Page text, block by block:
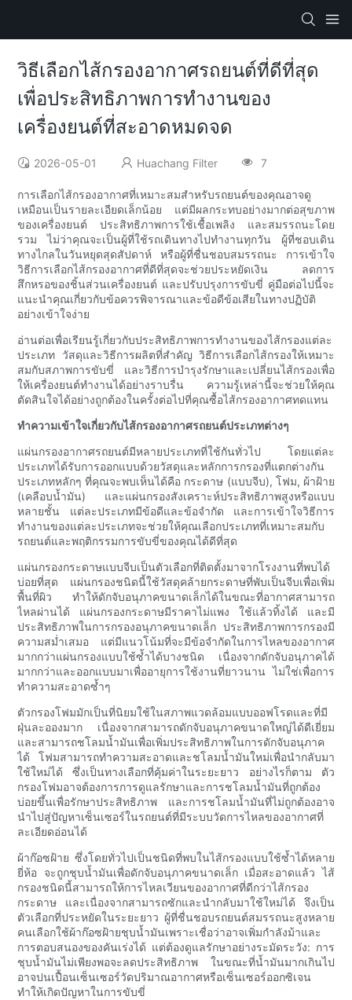
วิธีเลือกไส้กรองอากาศรถยนต์ที่ดีที่สุด
เพื่อประสิทธิภาพการทำงานของ
เครื่องยนต์ที่สะอาดหมดจด
2026-05-01 Huachang Filter 7
การเลือกไส้กรองอากาศที่เหมาะสมสำหรับรถยนต์ของคุณอาจดู
เหมือนเป็นรายละเอียดเล็กน้อย แต่มีผลกระทบอย่างมากต่อสุขภาพ
ของเครื่องยนต์ ประสิทธิภาพการใช้เชื้อเพลิง และสมรรถนะโดย
รวม ไม่ว่าคุณจะเป็นผู้ที่ใช้รถเดินทางไปทำงานทุกวัน ผู้ที่ชอบเดิน
ทางไกลในวันหยุดสุดสัปดาห์ หรือผู้ที่ชื่นชอบสมรรถนะ การเข้าใจ
วิธีการเลือกไส้กรองอากาศที่ดีที่สุดจะช่วยประหยัดเงิน ลดการ
สึกหรอของชิ้นส่วนเครื่องยนต์ และปรับปรุงการขับขี่ คู่มือต่อไปนี้จะ
แนะนำคุณเกี่ยวกับข้อควรพิจารณาและข้อดีข้อเสียในทางปฏิบัติ
อย่างเข้าใจง่าย
อ่านต่อเพื่อเรียนรู้เกี่ยวกับประสิทธิภาพการทำงานของไส้กรองแต่ละ
ประเภท วัสดุและวิธีการผลิตที่สำคัญ วิธีการเลือกไส้กรองให้เหมาะ
สมกับสภาพการขับขี่ และวิธีการบำรุงรักษาและเปลี่ยนไส้กรองเพื่อ
ให้เครื่องยนต์ทำงานได้อย่างราบรื่น ความรู้เหล่านี้จะช่วยให้คุณ
ตัดสินใจได้อย่างถูกต้องในครั้งต่อไปที่คุณซื้อไส้กรองอากาศทดแทน
ทำความเข้าใจเกี่ยวกับไส้กรองอากาศรถยนต์ประเภทต่างๆ
แผ่นกรองอากาศรถยนต์มีหลายประเภทที่ใช้กันทั่วไป โดยแต่ละ
ประเภทได้รับการออกแบบด้วยวัสดุและหลักการกรองที่แตกต่างกัน
ประเภทหลักๆ ที่คุณจะพบเห็นได้คือ กระดาษ (แบบจีบ), โฟม, ผ้าฝ้าย
(เคลือบน้ำมัน) และแผ่นกรองสังเคราะห์ประสิทธิภาพสูงหรือแบบ
หลายชั้น แต่ละประเภทมีข้อดีและข้อจำกัด และการเข้าใจวิธีการ
ทำงานของแต่ละประเภทจะช่วยให้คุณเลือกประเภทที่เหมาะสมกับ
รถยนต์และพฤติกรรมการขับขี่ของคุณได้ดีที่สุด
แผ่นกรองกระดาษแบบจีบเป็นตัวเลือกที่ติดตั้งมาจากโรงงานที่พบได้
บ่อยที่สุด แผ่นกรองชนิดนี้ใช้วัสดุคล้ายกระดาษที่พับเป็นจีบเพื่อเพิ่ม
พื้นที่ผิว ทำให้ดักจับอนุภาคขนาดเล็กได้ในขณะที่อากาศสามารถ
ไหลผ่านได้ แผ่นกรองกระดาษมีราคาไม่แพง ใช้แล้วทิ้งได้ และมี
ประสิทธิภาพในการกรองอนุภาคขนาดเล็ก ประสิทธิภาพการกรองมี
ความสม่ำเสมอ แต่มีแนวโน้มที่จะมีข้อจำกัดในการไหลของอากาศ
มากกว่าแผ่นกรองแบบใช้ซ้ำได้บางชนิด เนื่องจากดักจับอนุภาคได้
มากกว่าและออกแบบมาเพื่ออายุการใช้งานที่ยาวนาน ไม่ใช่เพื่อการ
ทำความสะอาดซ้ำๆ
ตัวกรองโฟมมักเป็นที่นิยมใช้ในสภาพแวดล้อมแบบออฟโรดและที่มี
ฝุ่นละอองมาก เนื่องจากสามารถดักจับอนุภาคขนาดใหญ่ได้ดีเยี่ยม
และสามารถชโลมน้ำมันเพื่อเพิ่มประสิทธิภาพในการดักจับอนุภาค
ได้ โฟมสามารถทำความสะอาดและชโลมน้ำมันใหม่เพื่อนำกลับมา
ใช้ใหม่ได้ ซึ่งเป็นทางเลือกที่คุ้มค่าในระยะยาว อย่างไรก็ตาม ตัว
กรองโฟมอาจต้องการการดูแลรักษาและการชโลมน้ำมันที่ถูกต้อง
บ่อยขึ้นเพื่อรักษาประสิทธิภาพ และการชโลมน้ำมันที่ไม่ถูกต้องอาจ
นำไปสู่ปัญหาเซ็นเซอร์ในรถยนต์ที่มีระบบวัดการไหลของอากาศที่
ละเอียดอ่อนได้
ผ้าก๊อซฝ้าย ซึ่งโดยทั่วไปเป็นชนิดที่พบในไส้กรองแบบใช้ซ้ำได้หลาย
ยี่ห้อ จะถูกชุบน้ำมันเพื่อดักจับอนุภาคขนาดเล็ก เมื่อสะอาดแล้ว ไส้
กรองชนิดนี้สามารถให้การไหลเวียนของอากาศที่ดีกว่าไส้กรอง
กระดาษ และเนื่องจากสามารถซักและนำกลับมาใช้ใหม่ได้ จึงเป็น
ตัวเลือกที่ประหยัดในระยะยาว ผู้ที่ชื่นชอบรถยนต์สมรรถนะสูงหลาย
คนเลือกใช้ผ้าก๊อซฝ้ายชุบน้ำมันเพราะเชื่อว่าอาจเพิ่มกำลังม้าและ
การตอบสนองของคันเร่งได้ แต่ต้องดูแลรักษาอย่างระมัดระวัง: การ
ชุบน้ำมันไม่เพียงพอจะลดประสิทธิภาพ ในขณะที่น้ำมันมากเกินไป
อาจปนเปื้อนเซ็นเซอร์วัดปริมาณอากาศหรือเซ็นเซอร์ออกซิเจน
ทำให้เกิดปัญหาในการขับขี่